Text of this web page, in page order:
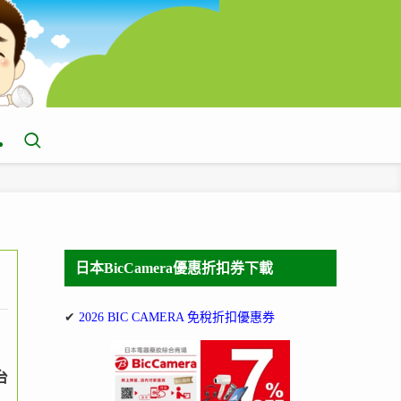
日本BicCamera優惠折扣券下載
✔ 2026 BIC CAMERA 免稅折扣優惠券